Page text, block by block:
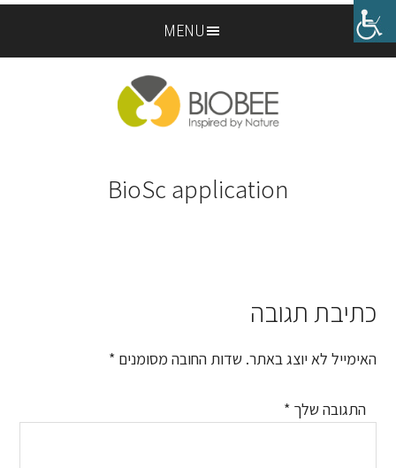
Skip
to
Skip
to
MENU
BioSc application
Reader
Interactions
כתיבת תגובה
האימייל לא יוצג באתר. שדות החובה מסומנים *
התגובה שלך *